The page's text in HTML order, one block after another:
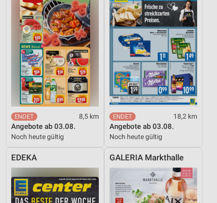
8,5 km
Angebote ab 03.08.
Noch heute gültig
18,2 km
Angebote ab 03.08.
Noch heute gültig
EDEKA GALERIA Markthalle
Nicht-IAB-Verarbeitungszwecke:
Notwendig
Performance
Funktional
Werbung